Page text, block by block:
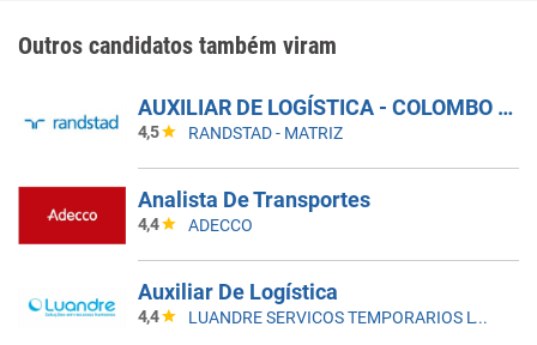
Outros candidatos também viram
AUXILIAR DE LOGÍSTICA - COLOMBO - PR
4,5 RANDSTAD - MATRIZ
Analista De Transportes
4,4 ADECCO
Auxiliar De Logística
4,4 LUANDRE SERVICOS TEMPORARIOS LTDA. (C-I)